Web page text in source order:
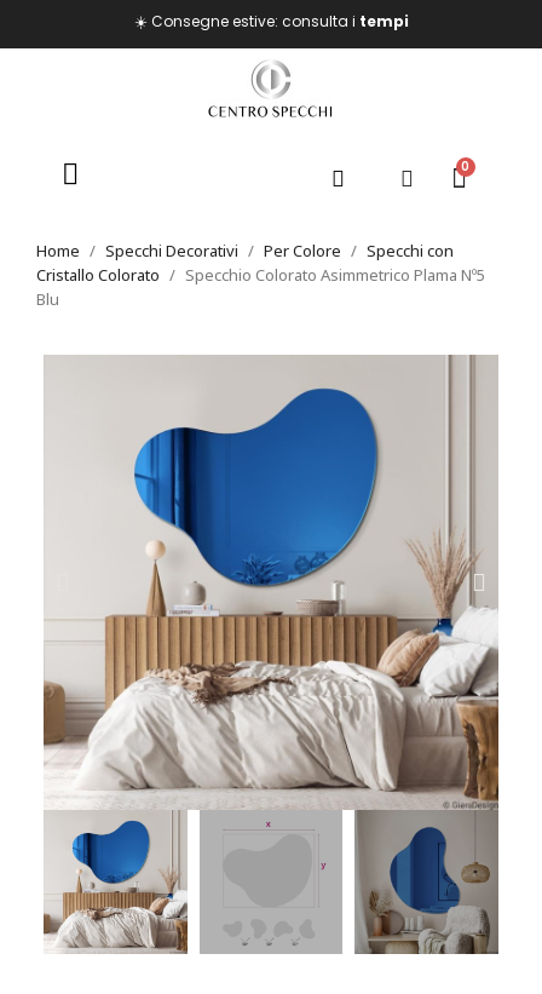
☀️ Consegne estive: consulta i tempi
Home Specchi Decorativi Per Colore
Specchi con
Cristallo Colorato
Specchio Colorato Asimmetrico Plama Nº5
Blu